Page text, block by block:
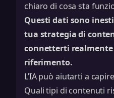
chiaro di cosa sta
Questi dati sono
tua strategia di
connetterti
riferimento.
L’IA può aiutarti a
Quali tipi di contenuti